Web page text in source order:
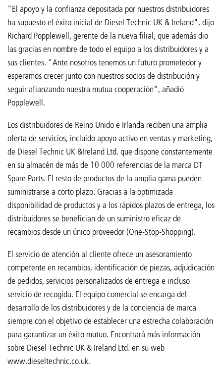
"El apoyo y la confianza depositada por nuestros distribuidores
ha supuesto el éxito inicial de Diesel Technic UK & Ireland", dijo
Richard Popplewell, gerente de la nueva filial, que además dio
las gracias en nombre de todo el equipo a los distribuidores y a
sus clientes. "Ante nosotros tenemos un futuro prometedor y
esperamos crecer junto con nuestros socios de distribución y
seguir afianzando nuestra mutua cooperación", añadió
Popplewell.
Los distribuidores de Reino Unido e Irlanda reciben una amplia
oferta de servicios, incluido apoyo activo en ventas y marketing,
de Diesel Technic UK &Ireland Ltd. que dispone constantemente
en su almacén de más de 10 000 referencias de la marca DT
Spare Parts. El resto de productos de la amplia gama pueden
suministrarse a corto plazo. Gracias a la optimizada
disponibilidad de productos y a los rápidos plazos de entrega, los
distribuidores se benefician de un suministro eficaz de
recambios desde un único proveedor (One-Stop-Shopping).
El servicio de atención al cliente ofrece un asesoramiento
competente en recambios, identificación de piezas, adjudicación
de pedidos, servicios personalizados de entrega e incluso
servicio de recogida. El equipo comercial se encarga del
desarrollo de los distribuidores y de la conciencia de marca
siempre con el objetivo de establecer una estrecha colaboración
para garantizar un éxito mutuo. Encontrará más información
sobre Diesel Technic UK & Ireland Ltd. en su web
www.dieseltechnic.co.uk.